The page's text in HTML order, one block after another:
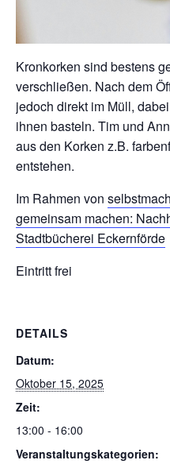
Kronkorken sind bestens
verschließen. Nach dem
jedoch direkt im Müll,
ihnen basteln. Tim und
aus den Korken z.B.
entstehen.
Im Rahmen von
gemeinsam machen:
Stadtbücherei Eckernförde
Eintritt frei
DETAILS
Datum:
Oktober 15, 2025
Zeit:
13:00 - 16:00
Veranstaltungskategorien: